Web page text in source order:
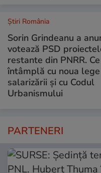
Știri România
Sorin Grindeanu a
votează PSD
restante din PNRR.
întâmplă cu noua
salarizării și cu Codul
Urbanismului
PARTENERI